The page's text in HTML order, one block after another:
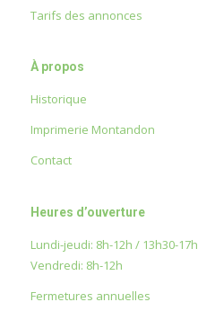
Tarifs des annonces
À propos
Historique
Imprimerie Montandon
Contact
Heures d’ouverture
Lundi-jeudi: 8h-12h / 13h30-17h
Vendredi: 8h-12h
Fermetures annuelles